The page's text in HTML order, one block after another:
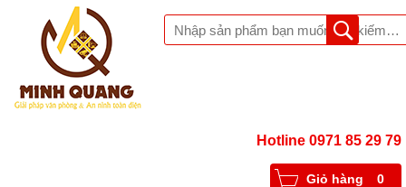
Hotline 0971 85 29 79
Giỏ hàng 0